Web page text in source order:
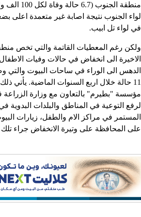
منطقة
لواء الجنوب نتيجة اصابة غير متعمدة
في لواء تل ابيب.
ولكن رغم المعطيات القاتمة والتي تخص
الاخيرة الى انخفاض في حالات وفيات
11 حالة خلال اربع السنوات الماضية.
مؤسسة "بطيرم" بالتعاون مع وزارة
لرفع التوعية في المناطق والبلدات البدوية
المستمر في مراكز الام والطفل، زيارات
على المحافظة على وتيرة الانخفاض جراء